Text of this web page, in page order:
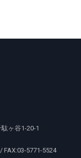
ヶ谷1-20-1
FAX:03-5771-5524